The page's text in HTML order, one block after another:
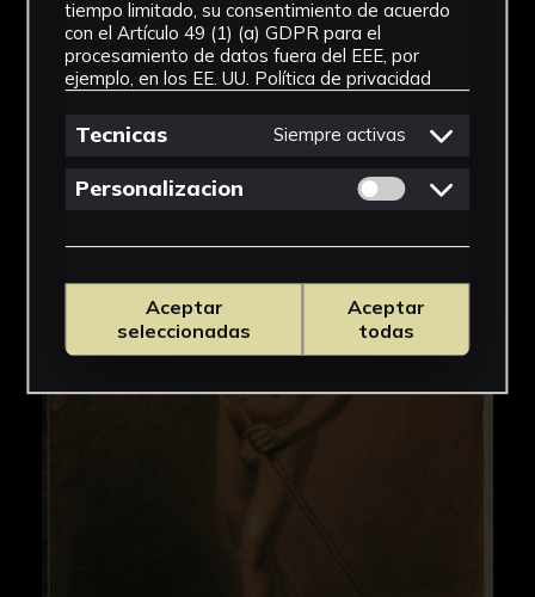
tiempo limitado, su consentimiento de acuerdo
con el Artículo 49 (1) (a) GDPR para el
procesamiento de datos fuera del EEE, por
ejemplo, en los EE. UU. Política de privacidad
Tecnicas Siempre activas
Personalizacion Permitir cookies
Aceptar
seleccionadas
Aceptar
todas